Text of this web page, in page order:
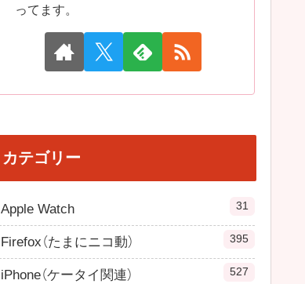
ってます。
カテゴリー
Apple Watch 31
Firefox（たまにニコ動） 395
iPhone（ケータイ関連） 527